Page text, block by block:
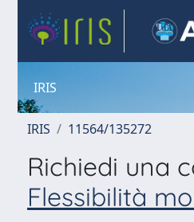
IRIS
IRIS 11564/135272
Richiedi una
Flessibilità